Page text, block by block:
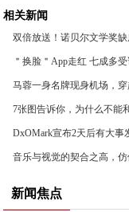
相关新闻
双倍放送！诺贝尔文学奖
＂换脸＂App走红 七成多
马蓉一身名牌现身机场，
7张图告诉你，为什么不能
DxOMark宣布2天后有大
音乐与视觉的契合之高，
新闻焦点